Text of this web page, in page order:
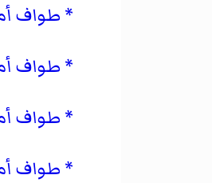
طواف
طواف
طواف
طواف